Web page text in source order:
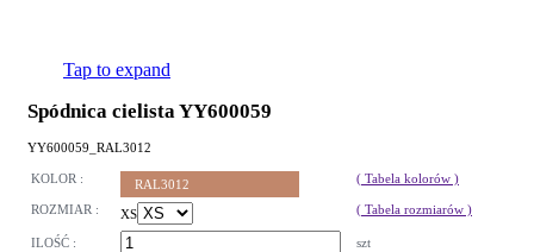
Tap to expand
Spódnica cielista YY600059
YY600059_RAL3012
KOLOR : RAL3012 ( Tabela kolorów )
ROZMIAR : XS ( Tabela rozmiarów )
ILOŚĆ : szt